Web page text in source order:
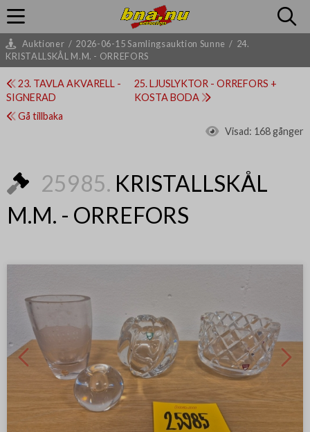
Auktioner / 2026-06-15 Samlingsauktion Sunne / 24.
KRISTALLSKÅL M.M. - ORREFORS
23. TAVLA AKVARELL -
SIGNERAD
25. LJUSLYKTOR - ORREFORS +
KOSTA BODA
Gå tillbaka
Visad: 168 gånger
25985. KRISTALLSKÅL
M.M. - ORREFORS